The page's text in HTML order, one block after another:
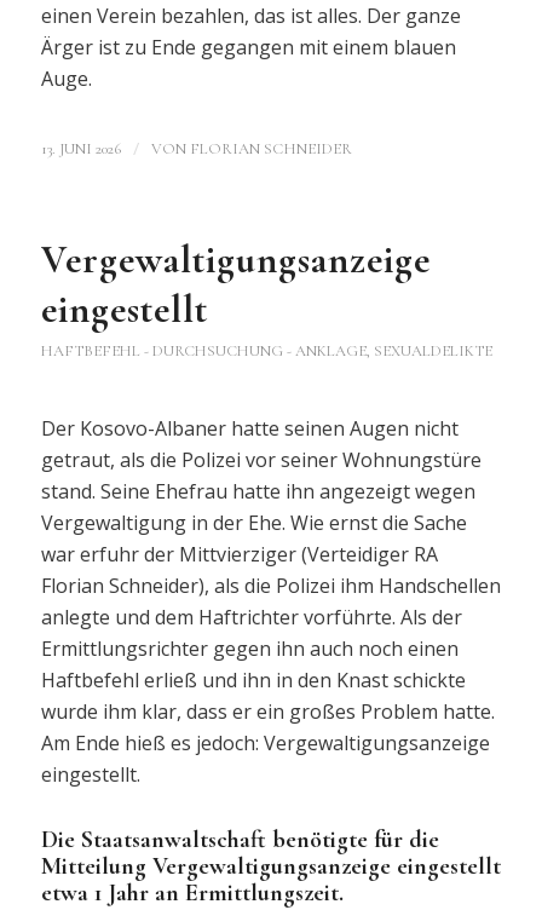
einen Verein bezahlen, das ist alles. Der ganze
Ärger ist zu Ende gegangen mit einem blauen
Auge.
13. JUNI 2026 / VON FLORIAN SCHNEIDER
Vergewaltigungsanzeige
eingestellt
HAFTBEFEHL - DURCHSUCHUNG - ANKLAGE, SEXUALDELIKTE
Der Kosovo-Albaner hatte seinen Augen nicht
getraut, als die Polizei vor seiner Wohnungstüre
stand. Seine Ehefrau hatte ihn angezeigt wegen
Vergewaltigung in der Ehe. Wie ernst die Sache
war erfuhr der Mittvierziger (Verteidiger RA
Florian Schneider), als die Polizei ihm Handschellen
anlegte und dem Haftrichter vorführte. Als der
Ermittlungsrichter gegen ihn auch noch einen
Haftbefehl erließ und ihn in den Knast schickte
wurde ihm klar, dass er ein großes Problem hatte.
Am Ende hieß es jedoch: Vergewaltigungsanzeige
eingestellt.
Die Staatsanwaltschaft benötigte für die
Mitteilung Vergewaltigungsanzeige eingestellt
etwa 1 Jahr an Ermittlungszeit.